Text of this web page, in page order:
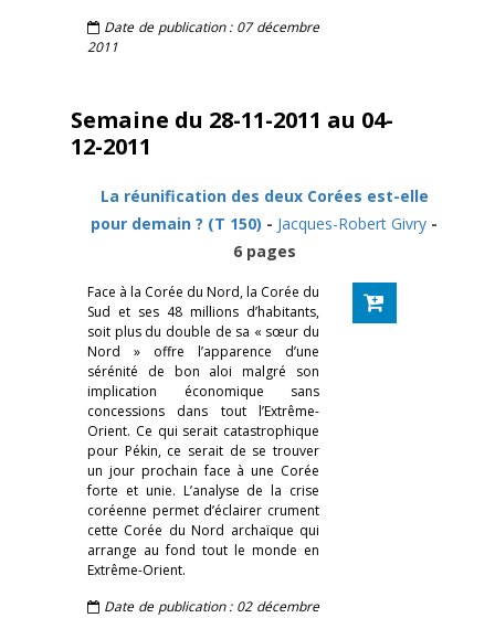
Date de publication : 07 décembre
2011
Semaine du 28-11-2011 au 04-
12-2011
La réunification des deux Corées est-elle
pour demain ? (T 150) - Jacques-Robert Givry -
6 pages
Face à la Corée du Nord, la Corée du
Sud et ses 48 millions d’habitants,
soit plus du double de sa « sœur du
Nord » offre l’apparence d’une
sérénité de bon aloi malgré son
implication économique sans
concessions dans tout l’Extrême-
Orient. Ce qui serait catastrophique
pour Pékin, ce serait de se trouver
un jour prochain face à une Corée
forte et unie. L’analyse de la crise
coréenne permet d’éclairer crument
cette Corée du Nord archaïque qui
arrange au fond tout le monde en
Extrême-Orient.
Date de publication : 02 décembre